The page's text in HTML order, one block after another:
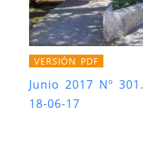
VERSIÓN PDF
Junio 2017 Nº 301.
18-06-17